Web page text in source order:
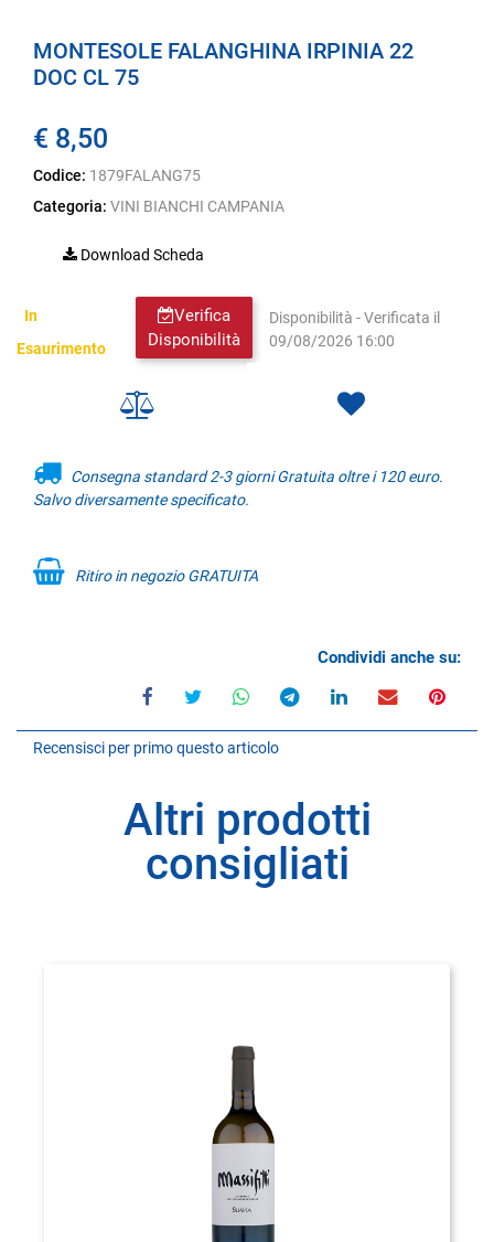
MONTESOLE FALANGHINA IRPINIA 22
DOC CL 75
€ 8,50
Codice: 1879FALANG75
Categoria: VINI BIANCHI CAMPANIA
Download Scheda
Verifica
Disponibilità
In
Esaurimento
Disponibilità - Verificata il
09/08/2026 16:00
Consegna standard 2-3 giorni Gratuita oltre i 120 euro.
Salvo diversamente specificato.
Ritiro in negozio GRATUITA
Condividi anche su:
Recensisci per primo questo articolo
Altri prodotti
consigliati